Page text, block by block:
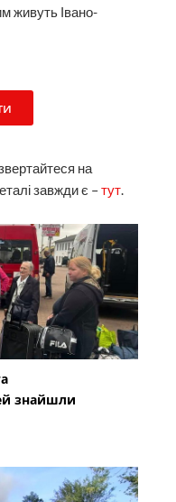
живуть Івано-
на
завжди є –тут.
знайшли